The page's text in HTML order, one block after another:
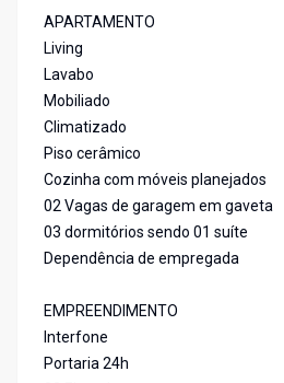
APARTAMENTO
Living
Lavabo
Mobiliado
Climatizado
Piso cerâmico
Cozinha com móveis planejados
02 Vagas de garagem em gaveta
03 dormitórios sendo 01 suíte
Dependência de empregada
EMPREENDIMENTO
Interfone
Portaria 24h